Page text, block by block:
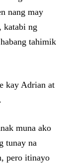
nang may
katabi ng
tahimik
kay Adrian at
muna ako
tunay na
pero itinayo